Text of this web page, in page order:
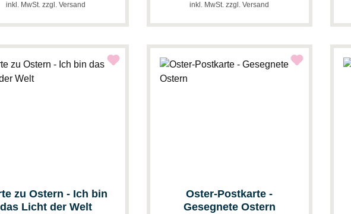
inkl. MwSt. zzgl. Versand inkl. MwSt. zzgl. Versand
zu Ostern - Ich bin
das Licht der Welt
Oster-Postkarte -
Gesegnete Ostern